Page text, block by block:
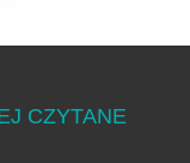
CZYTANE